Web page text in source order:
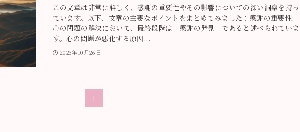
この文章は非常に詳しく、感謝の重要性やその影響についての深い洞察を持っ
ています。以下、文章の主要なポイントをまとめてみました：感謝の重要性:
心の問題の解決において、最終段階は「感謝の発見」であると述べられていま
す。心の問題が悪化する原因...
2023年10月26日
1